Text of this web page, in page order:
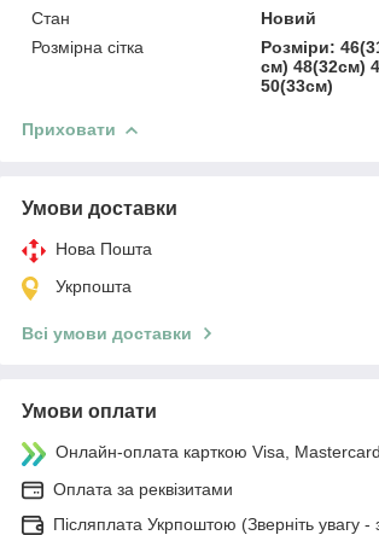
Стан
Новий
Розмірна сітка
Розміри:
см) 48(32см)
50(33см)
Приховати
Умови доставки
Нова Пошта
Укрпошта
Всі умови доставки
Умови оплати
Онлайн-оплата карткою Visa,
Оплата за реквізитами
Післяплата Укрпоштою (Зверніть увагу -